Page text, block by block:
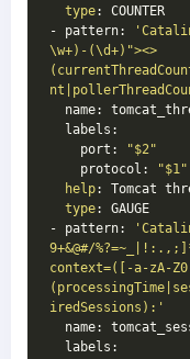
type: COUNTER
- pattern:
\w+)-(\d+)"><>
name:
  labels:
    port:
"$2"
    protocol:
"$1"
help: Tomcat
type: GAUGE
- pattern:
9+&@#/
context=([-a-zA-
iredSessions):'
name:
  labels: